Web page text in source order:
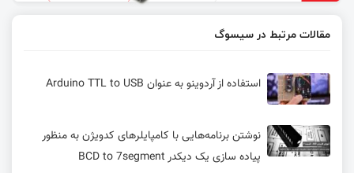
مقالات مرتبط در سیسوگ
استفاده از آردوینو به عنوان Arduino TTL to USB
نوشتن برنامه‌هایی با کامپایلرهای کدویژن به منظور
پیاده سازی یک دیکدر BCD to 7segment